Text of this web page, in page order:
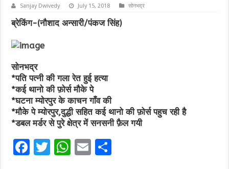
Sanjay Dwivedy July 15, 2018 सोनभद्र
ब्रेकिंग-(नौशाद अन्सारी/पंकज सिंह)
सोनभद्र
*पति पत्नी की गला रेत हुई हत्या
*कई थानो की फ़ोर्स मौके पे
*घटना म्योरपुर के काचन गाँव की
*मौके पे म्योरपुर,दुद्धी सहित कई थानो की फ़ोर्स पहुच रही है
*डबल मर्डर से पुरे क्षेत्र में सनसनी फ़ैल गयी
F
T
W E